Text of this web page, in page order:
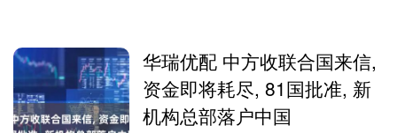
华瑞优配 中方收联合国来信,
资金即将耗尽, 81国批准, 新
机构总部落户中国